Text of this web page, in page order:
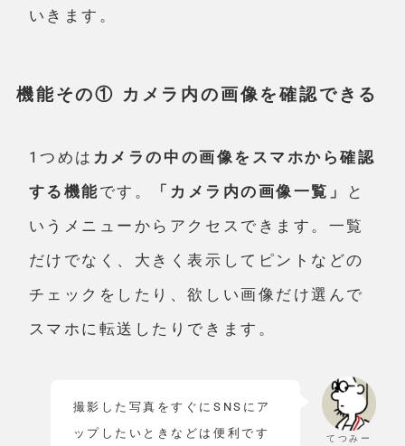
いきます。
機能その① カメラ内の画像を確認できる
1つめは カメラの中の画像をスマホから確認
する機能です。 「カメラ内の画像一覧」
と
いうメニューからアクセスできます。一覧
だけでなく、大きく表示してピントなどの
チェックをしたり、欲しい画像だけ選んで
スマホに転送したりできます。
てつみー
撮影した写真をすぐにSNSにア
ップしたいときなどは便利です